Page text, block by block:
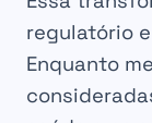
regulatório
Enquanto